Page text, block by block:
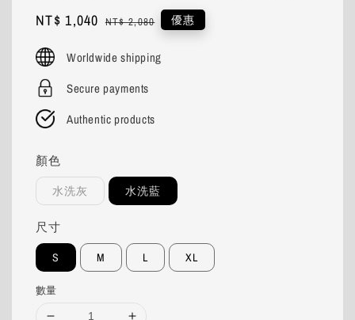
Sale
NT$ 1,040 Regular
NT$ 2,080 優惠
Worldwide shipping
Secure payments
Authentic products
顏色
水洗灰 水洗藍
尺寸
S M L XL
數量